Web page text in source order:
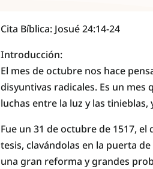
Cita Bíblica: Josué 24:14-24
Introducción:
El mes de octubre nos hace
disyuntivas radicales. Es un
luchas entre la luz y las
Fue un 31 de octubre de 1517,
tesis, clavándolas en la puerta
una gran reforma y grandes